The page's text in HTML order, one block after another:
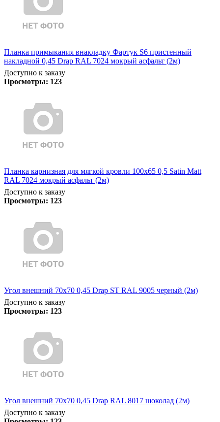
Планка примыкания внакладку Фартук S6 пристенный
накладной 0,45 Drap RAL 7024 мокрый асфальт (2м)
Доступно к заказу
Просмотры: 123
Планка карнизная для мягкой кровли 100х65 0,5 Satin Matt
RAL 7024 мокрый асфальт (2м)
Доступно к заказу
Просмотры: 123
Угол внешний 70х70 0,45 Drap ST RAL 9005 черный (2м)
Доступно к заказу
Просмотры: 123
Угол внешний 70х70 0,45 Drap RAL 8017 шоколад (2м)
Доступно к заказу